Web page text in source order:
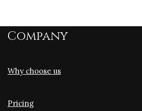
Company
Why choose us
Pricing